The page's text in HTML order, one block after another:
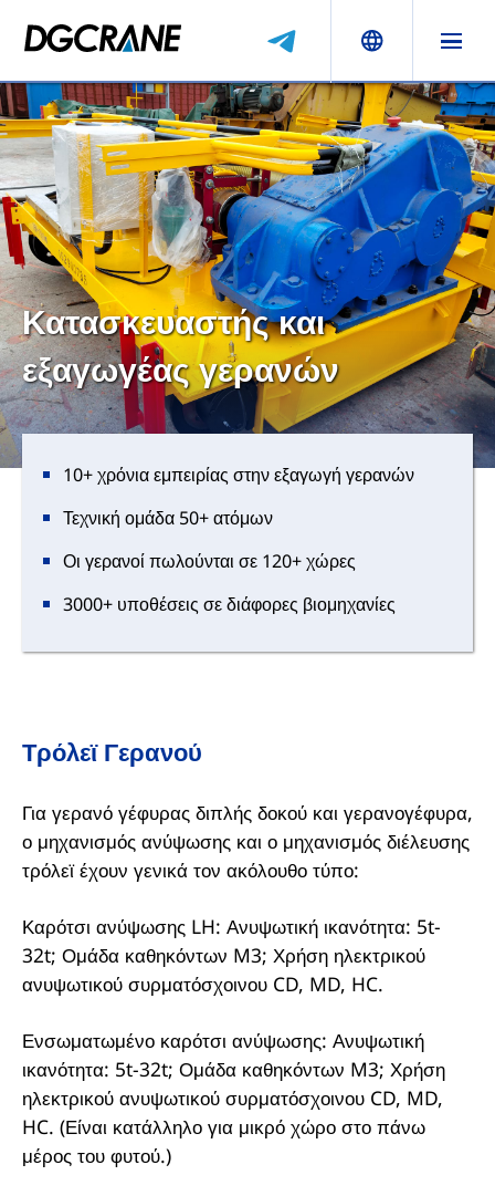
Κατασκευαστής και
εξαγωγέας γερανών
10+ χρόνια εμπειρίας στην εξαγωγή γερανών
Τεχνική ομάδα 50+ ατόμων
Οι γερανοί πωλούνται σε 120+ χώρες
3000+ υποθέσεις σε διάφορες βιομηχανίες
Τρόλεϊ Γερανού
Για γερανό γέφυρας διπλής δοκού και γερανογέφυρα,
ο μηχανισμός ανύψωσης και ο μηχανισμός διέλευσης
τρόλεϊ έχουν γενικά τον ακόλουθο τύπο:
Καρότσι ανύψωσης LH: Ανυψωτική ικανότητα: 5t-
32t; Ομάδα καθηκόντων M3; Χρήση ηλεκτρικού
ανυψωτικού συρματόσχοινου CD, MD, HC.
Ενσωματωμένο καρότσι ανύψωσης: Ανυψωτική
ικανότητα: 5t-32t; Ομάδα καθηκόντων M3; Χρήση
ηλεκτρικού ανυψωτικού συρματόσχοινου CD, MD,
HC. (Είναι κατάλληλο για μικρό χώρο στο πάνω
μέρος του φυτού.)